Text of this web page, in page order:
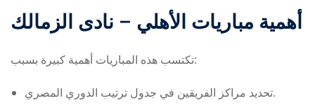
أهمية مباريات الأهلي – نادى الزمالك
تكتسب هذه المباريات أهمية كبيرة بسبب:
تحديد مراكز الفريقين في جدول ترتيب الدوري المصري.